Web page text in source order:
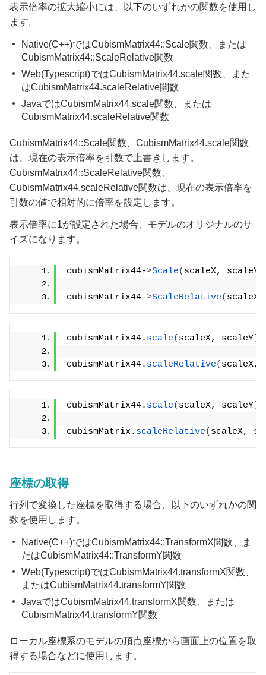
表示倍率の拡大縮小には、以下のいずれかの関数を使用し
ます。
Native(C++)ではCubismMatrix44::Scale関数、または
CubismMatrix44::ScaleRelative関数
Web(Typescript)ではCubismMatrix44.scale関数、また
はCubismMatrix44.scaleRelative関数
JavaではCubismMatrix44.scale関数、または
CubismMatrix44.scaleRelative関数
CubismMatrix44::Scale関数、CubismMatrix44.scale関数
は、現在の表示倍率を引数で上書きします。
CubismMatrix44::ScaleRelative関数、
CubismMatrix44.scaleRelative関数は、現在の表示倍率を
引数の値で相対的に倍率を設定します。
表示倍率に1が設定された場合、モデルのオリジナルのサ
イズになります。
cubismMatrix44->Scale( scaleX, scaleY
cubismMatrix44->ScaleRelative(
cubismMatrix44. scale( scaleX, scaleY)
cubismMatrix44. scaleRelative( scaleX,
cubismMatrix44. scale( scaleX, scaleY)
cubismMatrix. scaleRelative( scaleX,
座標の取得
行列で変換した座標を取得する場合、以下のいずれかの関
数を使用します。
Native(C++)ではCubismMatrix44::TransformX関数、ま
たはCubismMatrix44::TransformY関数
Web(Typescript)ではCubismMatrix44.transformX関数、
またはCubismMatrix44.transformY関数
JavaではCubismMatrix44.transformX関数、または
CubismMatrix44.transformY関数
ローカル座標系のモデルの頂点座標から画面上の位置を取
得する場合などに使用します。